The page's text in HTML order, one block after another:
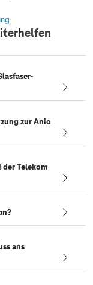
zur Anio
Telekom
ans